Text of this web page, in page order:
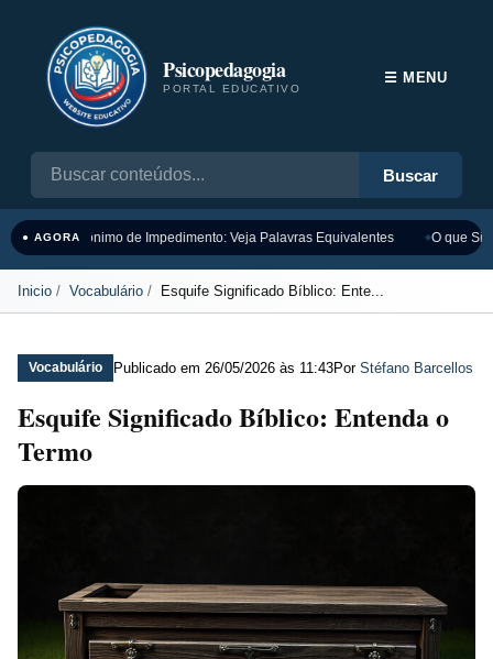
Psicopedagogia
PORTAL EDUCATIVO
Buscar
☰ MENU
● AGORASinônimo de Impedimento: Veja Palavras Equivalentes O que
Inicio Vocabulário Esquife Significado Bíblico: Ente...
Vocabulário Publicado em 26/05/2026 às 11:43Por Stéfano Barcellos
Esquife Significado Bíblico: Entenda o
Termo